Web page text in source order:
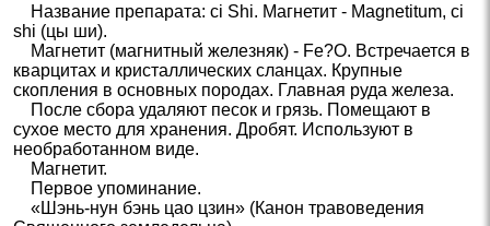
Название препарата: сi Shi. Магнетит - Magnetitum, ci
shi (цы ши).
Магнетит (магнитный железняк) - Fe?O. Встречается в
кварцитах и кристаллических сланцах. Крупные
скопления в основных породах. Главная руда железа.
После сбора удаляют песок и грязь. Помещают в
сухое место для хранения. Дробят. Используют в
необработанном виде.
Магнетит.
Первое упоминание.
«Шэнь-нун бэнь цао цзин» (Канон травоведения